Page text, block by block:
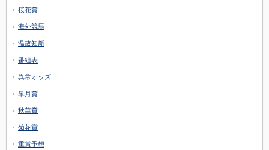
桜花賞
海外競馬
温故知新
番組表
異常オッズ
皐月賞
秋華賞
菊花賞
重賞予想